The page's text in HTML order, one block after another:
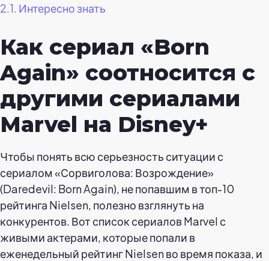
2.1. Интересно знать
Как сериал «Born
Again» соотносится с
другими сериалами
Marvel на Disney+
Чтобы понять всю серьезность ситуации с
сериалом «Сорвиголова: Возрождение»
(Daredevil: Born Again), не попавшим в топ-10
рейтинга Nielsen, полезно взглянуть на
конкурентов. Вот список сериалов Marvel с
живыми актерами, которые попали в
еженедельный рейтинг Nielsen во время показа, и